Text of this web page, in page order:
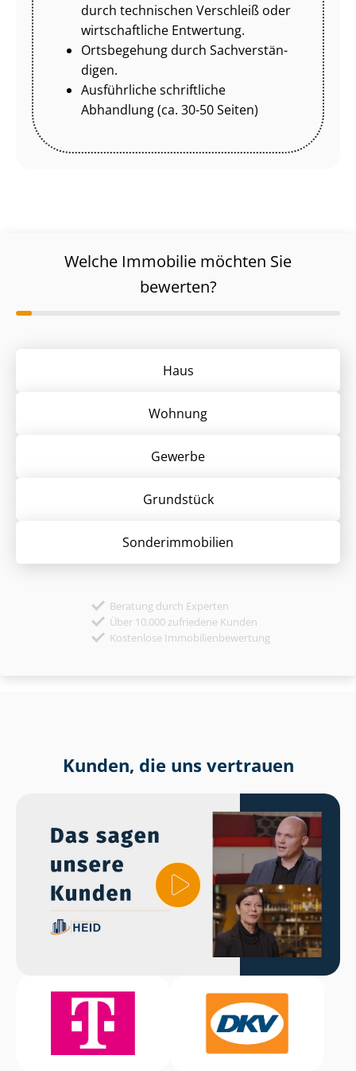
durch technischen Verschleiß oder
wirtschaftliche Entwertung.
Ortsbegehung durch Sach­ver­stän­
di­gen.
Ausführliche schriftliche
Abhandlung (ca. 30-50 Seiten)
Welche Immobilie möchten Sie
bewerten?
Haus
Wohnung
Gewerbe
Grund­stück
Sonder­immobilien
Beratung durch Experten
Über 10.000 zufriedene Kunden
Kostenlose Immobilienbewertung
Kunden, die uns vertrauen